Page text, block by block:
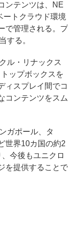
ンテンツは、NE
ートクラウド環境
で管理される。プ
する。
ル・リナックス
ップボックスを
ィスプレイ間でコ
コンテンツをスム
ガポール、タ
世界10カ国の約2
今後もユニクロ
を提供することで